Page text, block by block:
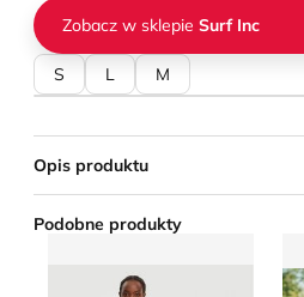
Zobacz w sklepie Surf Inc
S L M
Opis produktu
Podobne produkty